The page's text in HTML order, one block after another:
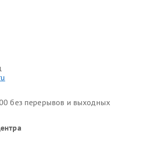
без перерывов и выходных